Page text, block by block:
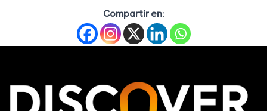
Compartir en: